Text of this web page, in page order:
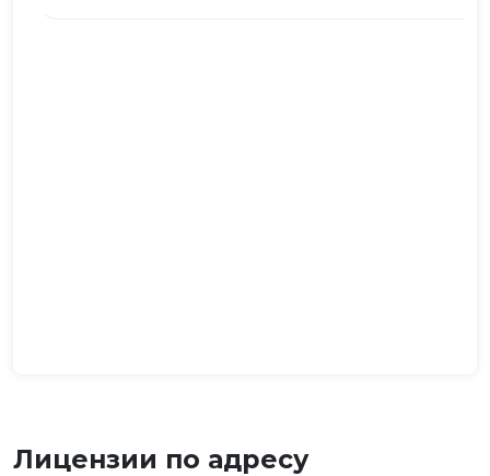
Лицензии по адресу